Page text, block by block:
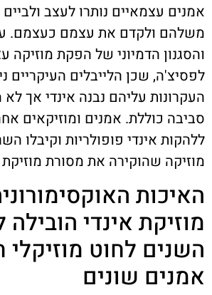
אמנים עצמאיים נותרו לעצב ולביים
משלהם ולקדם את עצמם כעצמם.
והסגנון הדמיוני של הפקת מוזיקה
לפסיצ'ה, שכן הלייבלים העיקריים
העקרונות עליהם נבנה אינדי אך לא
סביבה כוללת. אמנים ומוזיקאים
ללהקות אינדי פופולריות וקיבלו
מוזיקה שהוקירה את מסורת מוזיקת
האיכות
מוזיקת אינדי הובילה
השנים לחוט מוזיקלי
אמנים שונים